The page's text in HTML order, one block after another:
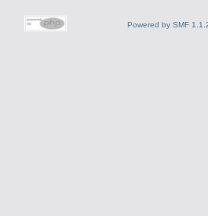
Powered by SMF